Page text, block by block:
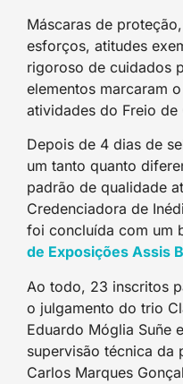
Máscaras de
esforços, atitudes
rigoroso de cuidados
elementos marcaram
atividades do Freio de
Depois de 4 dias de
um tanto quanto
padrão de qualidade
Credenciadora de
foi concluída com um
de Exposições Assis
Ao todo, 23 inscritos
o julgamento do trio
Eduardo Móglia Suñe
supervisão técnica da
Carlos Marques